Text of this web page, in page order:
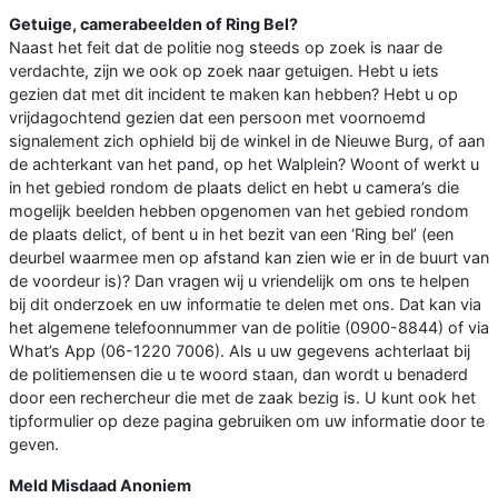
Getuige, camerabeelden of Ring Bel?
Naast het feit dat de politie nog steeds op zoek is naar de
verdachte, zijn we ook op zoek naar getuigen. Hebt u iets
gezien dat met dit incident te maken kan hebben? Hebt u op
vrijdagochtend gezien dat een persoon met voornoemd
signalement zich ophield bij de winkel in de Nieuwe Burg, of aan
de achterkant van het pand, op het Walplein? Woont of werkt u
in het gebied rondom de plaats delict en hebt u camera’s die
mogelijk beelden hebben opgenomen van het gebied rondom
de plaats delict, of bent u in het bezit van een ‘Ring bel’ (een
deurbel waarmee men op afstand kan zien wie er in de buurt van
de voordeur is)? Dan vragen wij u vriendelijk om ons te helpen
bij dit onderzoek en uw informatie te delen met ons. Dat kan via
het algemene telefoonnummer van de politie (0900-8844) of via
What’s App (06-1220 7006). Als u uw gegevens achterlaat bij
de politiemensen die u te woord staan, dan wordt u benaderd
door een rechercheur die met de zaak bezig is. U kunt ook het
tipformulier op deze pagina gebruiken om uw informatie door te
geven.
Meld Misdaad Anoniem